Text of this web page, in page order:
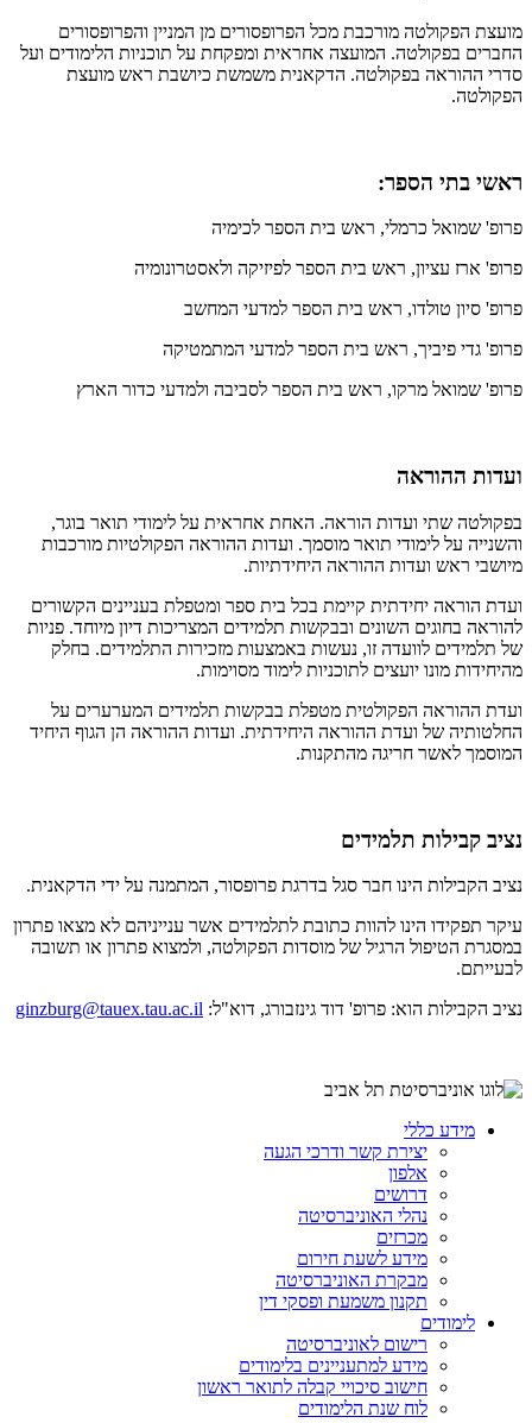
מועצת הפקולטה מורכבת מכל הפרופסורים מן המניין והפרופסורים
החברים בפקולטה. המועצה אחראית ומפקחת על תוכניות הלימודים ועל
סדרי ההוראה בפקולטה. הדקאנית משמשת כיושבת ראש מועצת
הפקולטה.
ראשי בתי הספר:
פרופ' שמואל כרמלי, ראש בית הספר לכימיה
פרופ' ארז עציון, ראש בית הספר לפיזיקה ולאסטרונומיה
פרופ' סיון טולדו, ראש בית הספר למדעי המחשב
פרופ' גדי פיביך, ראש בית הספר למדעי המתמטיקה
פרופ' שמואל מרקו, ראש בית הספר לסביבה ולמדעי כדור הארץ
ועדות ההוראה
בפקולטה שתי ועדות הוראה. האחת אחראית על לימודי תואר בוגר,
והשנייה על לימודי תואר מוסמך. ועדות ההוראה הפקולטיות מורכבות
מיושבי ראש ועדות ההוראה היחידתיות.
ועדת הוראה יחידתית קיימת בכל בית ספר ומטפלת בעניינים הקשורים
להוראה בחוגים השונים ובבקשות תלמידים המצריכות דיון מיוחד. פניות
של תלמידים לוועדה זו, נעשות באמצעות מזכירות התלמידים. בחלק
מהיחידות מונו יועצים לתוכניות לימוד מסוימות.
ועדת ההוראה הפקולטית מטפלת בבקשות תלמידים המערערים על
החלטותיה של ועדת ההוראה היחידתית. ועדות ההוראה הן הגוף היחיד
המוסמך לאשר חריגה מהתקנות.
נציב קבילות תלמידים
נציב הקבילות הינו חבר סגל בדרגת פרופסור, המתמנה על ידי הדקאנית.
עיקר תפקידו הינו להוות כתובת לתלמידים אשר ענייניהם לא מצאו פתרון
במסגרת הטיפול הרגיל של מוסדות הפקולטה, ולמצוא פתרון או תשובה
לבעייתם.
נציב הקבילות הוא: פרופ' דוד גינזבורג, דוא"ל: ginzburg@tauex.tau.ac.il
מידע כללי
יצירת קשר ודרכי הגעה
אלפון
דרושים
נהלי האוניברסיטה
מכרזים
מידע לשעת חירום
מבקרת האוניברסיטה
תקנון משמעת ופסקי דין
לימודים
רישום לאוניברסיטה
מידע למתעניינים בלימודים
חישוב סיכויי קבלה לתואר ראשון
לוח שנת הלימודים